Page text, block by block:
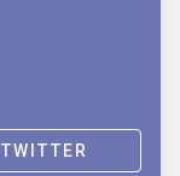
TWITTER